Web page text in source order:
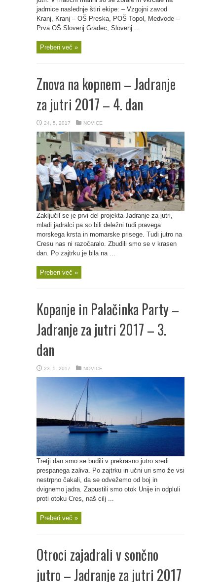
jadrnice naslednje štiri ekipe: – Vzgojni zavod
Kranj, Kranj – OŠ Preska, POŠ Topol, Medvode –
Prva OŠ Slovenj Gradec, Slovenj ...
Preberi več »
Znova na kopnem – Jadranje
za jutri 2017 – 4. dan
24. 5. 2017 NOVICE
Zaključil se je prvi del projekta Jadranje za jutri,
mladi jadralci pa so bili deležni tudi pravega
morskega krsta in mornarske prisege. Tudi jutro na
Cresu nas ni razočaralo. Zbudili smo se v krasen
dan. Po zajtrku je bila na ...
Preberi več »
Kopanje in Palačinka Party –
Jadranje za jutri 2017 – 3.
dan
23. 5. 2017 NOVICE
Tretji dan smo se budili v prekrasno jutro sredi
prespanega zaliva. Po zajtrku in učni uri smo že vsi
nestrpno čakali, da se odvežemo od boj in
dvignemo jadra. Zapustili smo otok Unije in odpluli
proti otoku Cres, naš cilj ...
Preberi več »
Otroci zajadrali v sončno
jutro – Jadranje za jutri 2017